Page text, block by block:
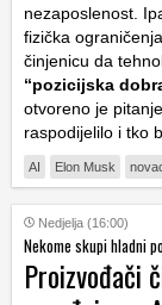
nezaposlenost.
fizička
činjenicu da
“pozicijska
otvoreno je
raspodijelilo i tko
AI Elon Musk
Nedjelja (16:00)
Nekome skupi hladni
Proizvođači